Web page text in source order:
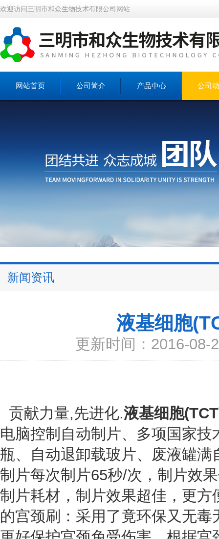
欢迎访问三明市和众生物技术有限公司网站
网站首页 公司简介 产品中心 公司
新闻资讯
液基细胞
更新时间：2016-08-
贡献力量,先进化.液基细胞
电脑控制自动制片、多项国家
瓶、自动退卸载玻片、废液罐
制片每次制片65秒/次，制片效
制片耗材，制片效果超佳，更
的宫颈刷：采用了竟环保又无